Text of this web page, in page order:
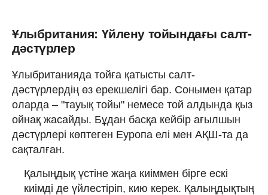
Ұлыбритания: Үйлену тойындағы салт-
дәстүрлер
Ұлыбританияда тойға қатысты салт-
дәстүрлердің өз ерекшелігі бар. Сонымен қатар
оларда – "тауық тойы" немесе той алдында қыз
ойнақ жасайды. Бұдан басқа кейбір ағылшын
дәстүрлері көптеген Еуропа елі мен АҚШ-та да
сақталған.
Қалыңдық үстіне жаңа киіммен бірге ескі
киімді де үйлестіріп, кию керек. Қалыңдықтың